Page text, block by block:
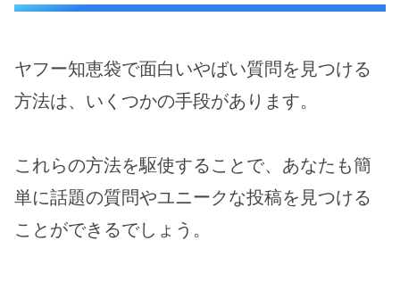
ヤフー知恵袋で面白いやばい質問を見つける
方法は、いくつかの手段があります。
これらの方法を駆使することで、あなたも簡
単に話題の質問やユニークな投稿を見つける
ことができるでしょう。